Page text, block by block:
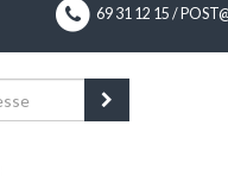
69 31 12 15 /